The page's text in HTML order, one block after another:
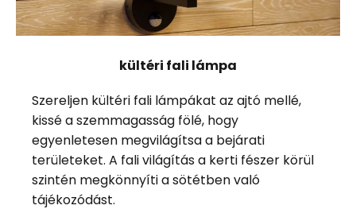
kültéri fali lámpa
Szereljen kültéri fali lámpákat az ajtó mellé,
kissé a szemmagasság fölé, hogy
egyenletesen megvilágítsa a bejárati
területeket. A fali világítás a kerti fészer körül
szintén megkönnyíti a sötétben való
tájékozódást.